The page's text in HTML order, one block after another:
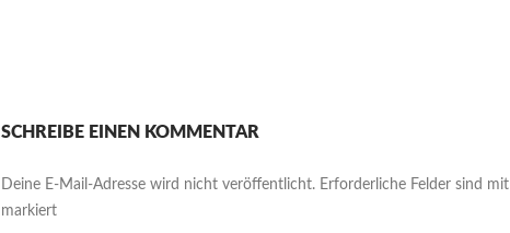
SCHREIBE EINEN KOMMENTAR
Deine E-Mail-Adresse wird nicht veröffentlicht. Erforderliche Felder sind mit
markiert